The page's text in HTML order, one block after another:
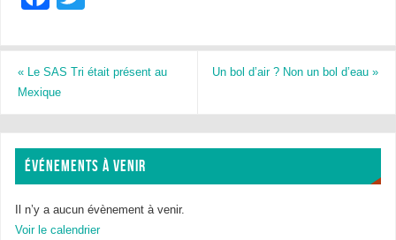
c
e
b
o
o
k
tt
er
«Le SAS Tri était présent au
Mexique
Un bol d’air ? Non un bol d’eau»
ÉVÉNEMENTS À VENIR
Il n’y a aucun évènement à venir.
Voir le calendrier